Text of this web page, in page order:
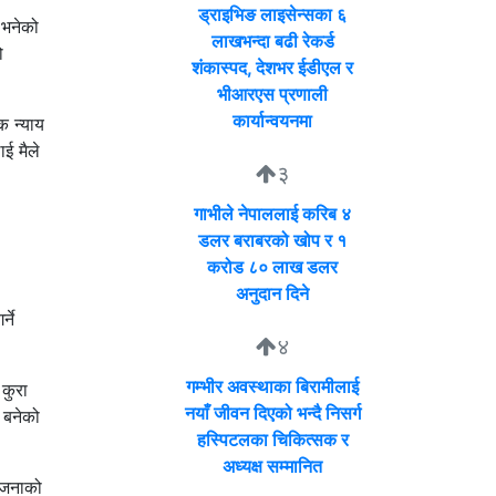
भनेको
न्याय
मैले
बनेको
ड्राइभिङ लाइसेन्सका ६
लाखभन्दा बढी रेकर्ड
शंकास्पद, देशभर ईडीएल र
भीआरएस प्रणाली
कार्यान्वयनमा
३
गाभीले नेपाललाई करिब ४
डलर बराबरको खोप र १
करोड ८० लाख डलर
अनुदान दिने
४
गम्भीर अवस्थाका बिरामीलाई
नयाँ जीवन दिएको भन्दै निसर्ग
हस्पिटलका चिकित्सक र
अध्यक्ष सम्मानित